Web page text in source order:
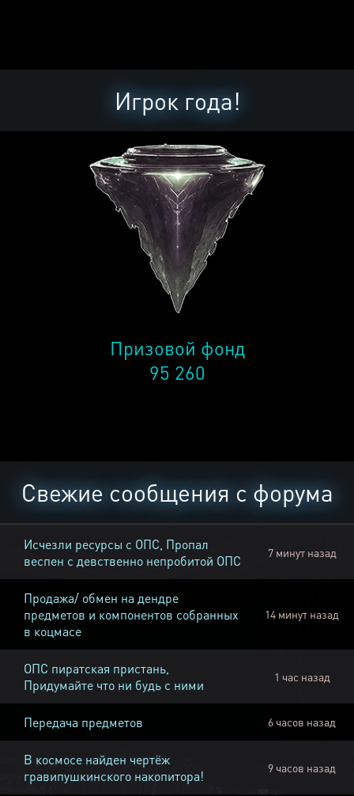
Игрок года!
Призовой фонд
95 260
Свежие сообщения с форума
Исчезли ресурсы с ОПС, Пропал
веспен с девственно непробитой ОПС
7 минут назад
Продажа/ обмен на дендре
предметов и компонентов собранных
в коцмасе
14 минут назад
ОПС пиратская пристань,
Придумайте что ни будь с ними
1 час назад
Передача предметов 6 часов назад
В космосе найден чертёж
гравипушкинского накопитора!
9 часов назад